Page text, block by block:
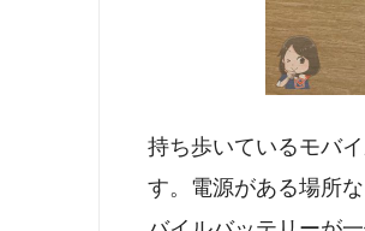
持ち歩いているモバ
す。電源がある場所